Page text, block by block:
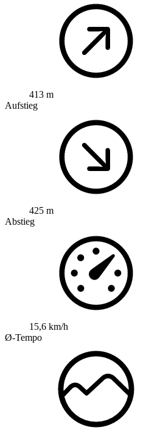
413 m
Aufstieg
425 m
Abstieg
15,6 km/h
Ø-Tempo